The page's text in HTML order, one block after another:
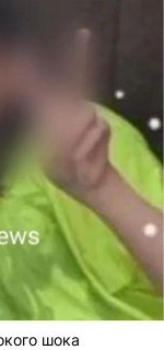
шока